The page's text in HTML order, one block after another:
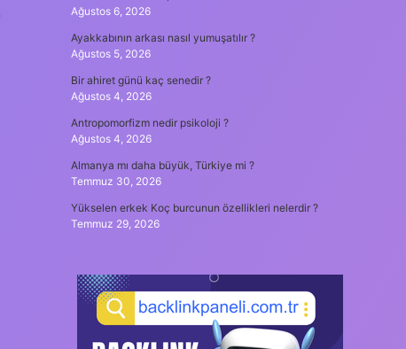
Ağustos 6, 2026
Ayakkabının arkası nasıl yumuşatılır ?
Ağustos 5, 2026
Bir ahiret günü kaç senedir ?
Ağustos 4, 2026
Antropomorfizm nedir psikoloji ?
Ağustos 4, 2026
Almanya mı daha büyük, Türkiye mi ?
Temmuz 30, 2026
Yükselen erkek Koç burcunun özellikleri nelerdir ?
Temmuz 29, 2026